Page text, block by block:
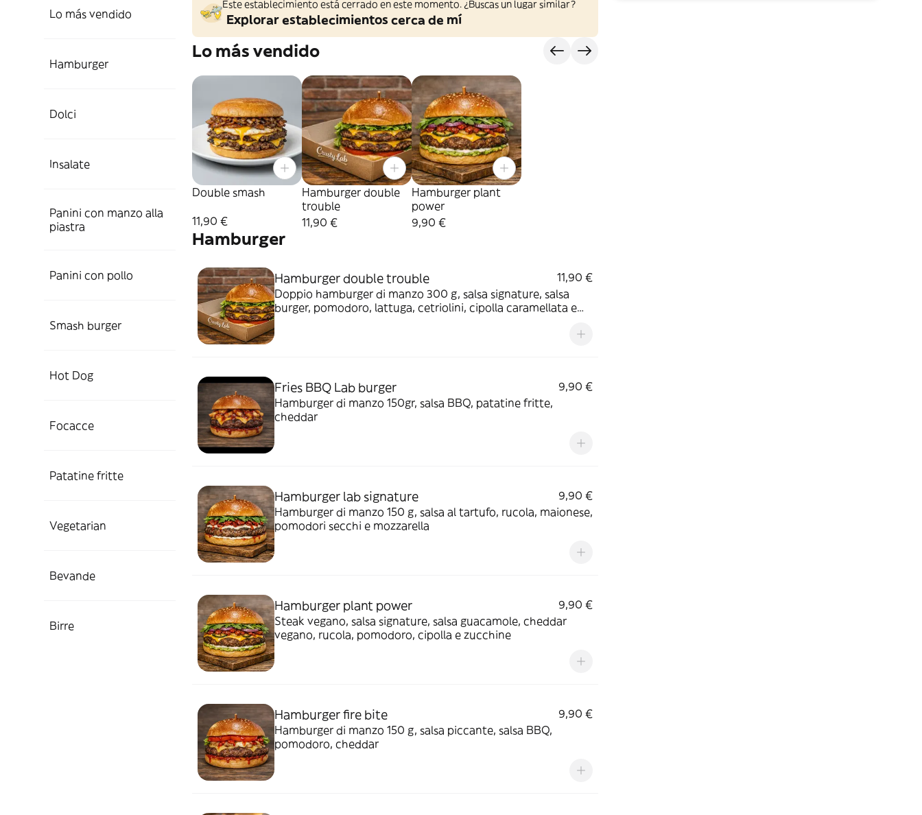
Lo más vendido
Hamburger
Dolci
Insalate
Panini con manzo alla
piastra
Panini con pollo
Smash burger
Hot Dog
Focacce
Patatine fritte
Vegetarian
Bevande
Birre
Este establecimiento está cerrado en este momento. ¿Buscas un lugar similar?
Explorar establecimientos cerca de mí
Lo más vendido
Double smash
11,90 €
Hamburger double
trouble
11,90 €
Hamburger plant
power
9,90 €
Hamburger
Hamburger double trouble
11,90 €
Doppio hamburger di manzo 300 g, salsa signature, salsa
burger, pomodoro, lattuga, cetriolini, cipolla caramellata e
Fries BBQ Lab burger
9,90 €
Hamburger di manzo 150gr, salsa BBQ, patatine fritte,
cheddar
Hamburger lab signature
9,90 €
Hamburger di manzo 150 g, salsa al tartufo, rucola, maionese,
pomodori secchi e mozzarella
Hamburger plant power
9,90 €
Steak vegano, salsa signature, salsa guacamole, cheddar
vegano, rucola, pomodoro, cipolla e zucchine
Hamburger fire bite
9,90 €
Hamburger di manzo 150 g, salsa piccante, salsa BBQ,
pomodoro, cheddar